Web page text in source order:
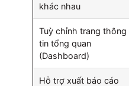
khác nhau
Tuỳ chỉnh trang thông
tin tổng quan
(Dashboard)
Hỗ trợ xuất báo cáo